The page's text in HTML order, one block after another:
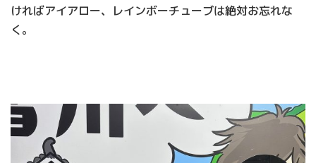
ければアイアロー、レインボーチューブは絶対お忘れな
く。